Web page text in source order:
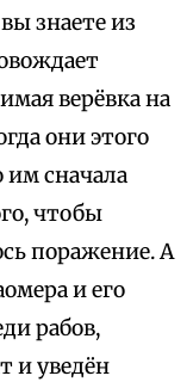
знаете из
верёвка на
они этого
сначала
чтобы
поражение. А
и его
рабов,
и уведён